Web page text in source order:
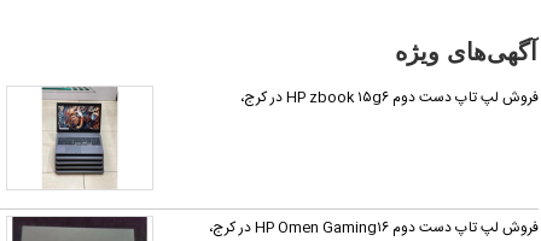
دهید.
آگهی‌های ویژه
فروش لپ تاپ دست دوم HP zbook ۱۵g۶ در کرج،
فروش لپ تاپ دست دوم HP Omen Gaming۱۶ در کرج،